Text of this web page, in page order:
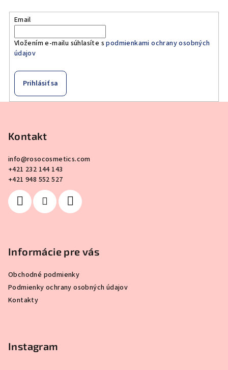
Email
Vložením e-mailu súhlasíte spodmienkami ochrany osobných
údajov
Prihlásiť sa
Kontakt
info@rosocosmetics.com
+421 232 144 143
+421 948 552 527
Informácie pre vás
Obchodné podmienky
Podmienky ochrany osobných údajov
Kontakty
Instagram